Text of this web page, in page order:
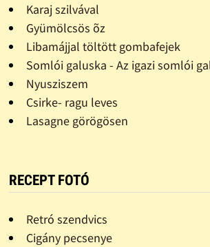
Karaj szilvával
Gyümölcsös õz
Libamájjal töltött gombafejek
Somlói galuska - Az igazi somlói
Nyusziszem
Csirke- ragu leves
Lasagne görögösen
RECEPT FOTÓ
Retró szendvics
Cigány pecsenye